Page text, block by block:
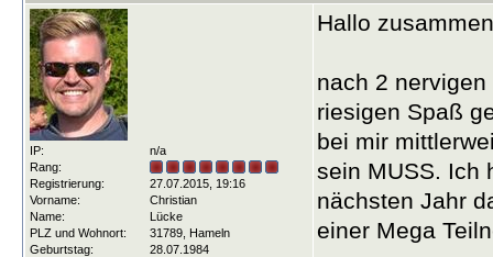
IP:
n/a
Rang:
Registrierung:
27.07.2015, 19:16
Vorname:
Christian
Name:
Lücke
PLZ und Wohnort:
31789, Hameln
Geburtstag:
28.07.1984
Hallo
nach 2
riesigen Spaß
bei mir
sein MUSS. Ich
nächsten Jahr
einer Mega